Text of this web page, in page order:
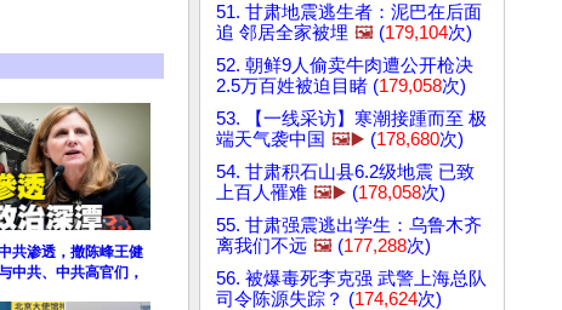
共渗透，撤陈峰王健
中共、中共高官们，
51. 甘肃地震逃生者：泥巴在后面
追 邻居全家被埋 🖼️ (179,104次)
52. 朝鲜9人偷卖牛肉遭公开枪决
2.5万百姓被迫目睹 (179,058次)
53. 【一线采访】寒潮接踵而至 极
端天气袭中国 🖼️▶️ (178,680次)
54. 甘肃积石山县6.2级地震 已致
上百人罹难 🖼️▶️ (178,058次)
55. 甘肃强震逃出学生：乌鲁木齐
离我们不远 🖼️ (177,288次)
56. 被爆毒死李克强 武警上海总队
司令陈源失踪？ (174,624次)